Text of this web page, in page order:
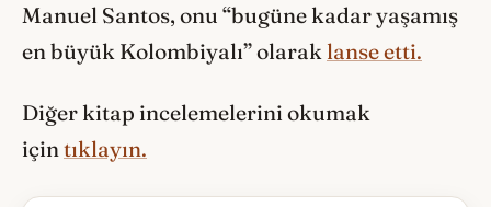
Manuel Santos, onu “bugüne kadar yaşamış
en büyük Kolombiyalı” olarak lanse etti.
Diğer kitap incelemelerini okumak
içintıklayın.